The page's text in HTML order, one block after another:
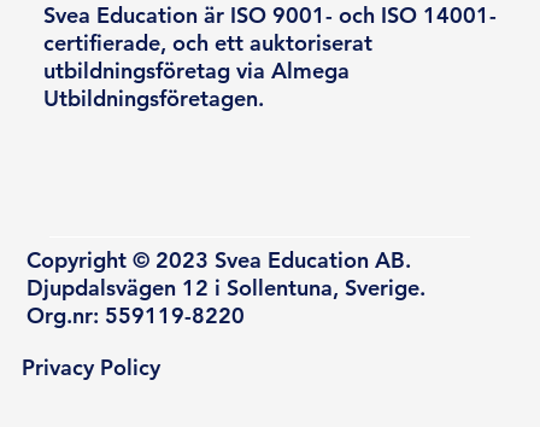
Svea Education är ISO 9001- och ISO 14001-
certifierade, och ett auktoriserat
utbildningsföretag via Almega
Utbildningsföretagen.
Copyright © 2023 Svea Education AB.
Djupdalsvägen 12 i Sollentuna, Sverige.
Org.nr: 559119-8220
Privacy Policy